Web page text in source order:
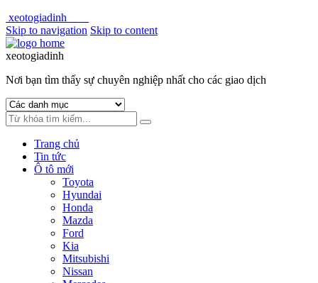
xeotogiadinh
Skip to navigation Skip to content
xeotogiadinh
Nơi bạn tìm thấy sự chuyên nghiệp nhất cho các giao dịch
Trang chủ
Tin tức
Ô tô mới
Toyota
Hyundai
Honda
Mazda
Ford
Kia
Mitsubishi
Nissan